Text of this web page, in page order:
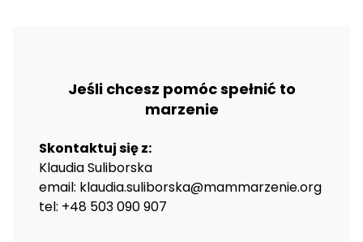
Jeśli chcesz pomóc spełnić to
marzenie
Skontaktuj się z:
Klaudia Suliborska
email: klaudia.suliborska@mammarzenie.org
tel: +48 503 090 907